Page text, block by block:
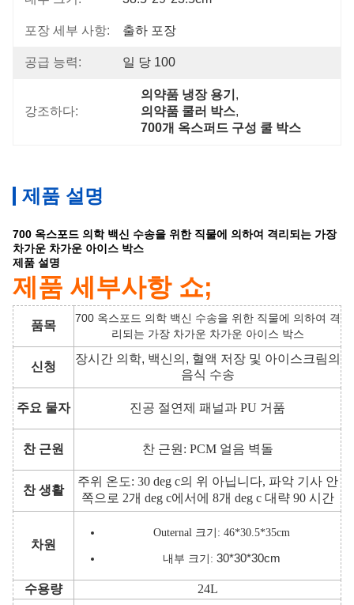
포장 세부 사항: 출하 포장
공급 능력: 일 당 100
강조하다:
의약품 냉장 용기 ,
의약품 쿨러 박스,
700개 옥스퍼드 구성 쿨 박스
제품 설명
700 옥스포드 의학 백신 수송을 위한 직물에 의하여 격리되는 가장
차가운 차가운 아이스 박스
제품 설명
제품 세부사항 쇼;
품목
700 옥스포드 의학 백신 수송을 위한 직물에 의하여 격
리되는 가장 차가운 차가운 아이스 박스
신청
장시간 의학, 백신의, 혈액 저장 및 아이스크림의
음식 수송
주요 물자 진공 절연제 패널과 PU 거품
찬 근원 찬 근원: PCM 얼음 벽돌
찬 생활
주위 온도: 30 deg c의 위 아닙니다, 파악 기사 안
쪽으로 2개 deg c에서에 8개 deg c 대략 90 시간
차원
Outernal 크기: 46*30.5*35cm
내부 크기: 30*30*30cm
수용량 24L